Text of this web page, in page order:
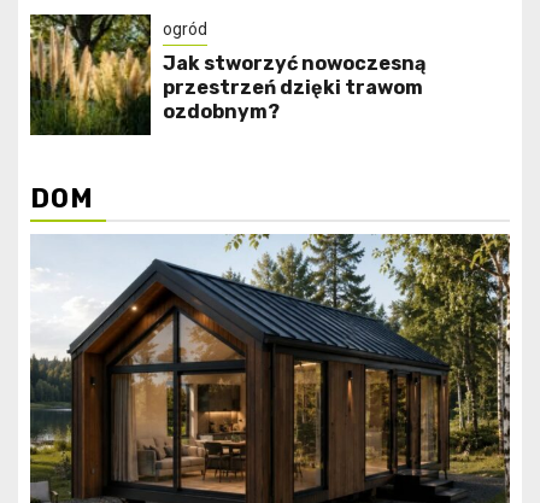
ogród
Jak stworzyć nowoczesną
przestrzeń dzięki trawom
ozdobnym?
DOM